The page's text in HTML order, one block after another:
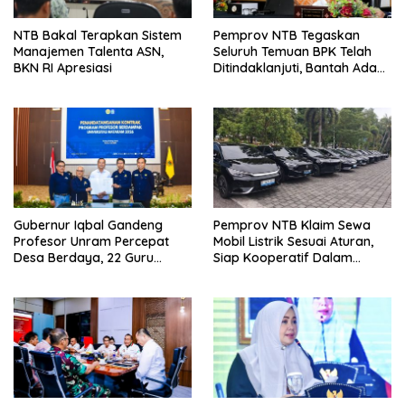
NTB Bakal Terapkan Sistem
Manajemen Talenta ASN,
BKN RI Apresiasi
Pemprov NTB Tegaskan
Seluruh Temuan BPK Telah
Ditindaklanjuti, Bantah Ada
Gubernur Iqbal Gandeng
Profesor Unram Percepat
Desa Berdaya, 22 Guru
Pemprov NTB Klaim Sewa
Mobil Listrik Sesuai Aturan,
Siap Kooperatif Dalam